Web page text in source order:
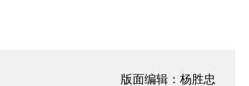
版面编辑：杨胜忠